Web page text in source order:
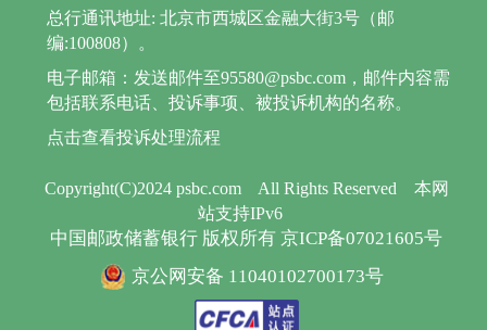
Copyright(C)2024 psbc.com All Rights Reserved
本网
站支持IPv6
中国邮政储蓄银行 版权所有 京ICP备07021605号
京公网安备 11040102700173号
总行通讯地址: 北京市西城区金融大街3号（邮
编:100808）。
电子邮箱：发送邮件至95580@psbc.com，邮件内容需
包括联系电话、投诉事项、被投诉机构的名称。
点击查看投诉处理流程